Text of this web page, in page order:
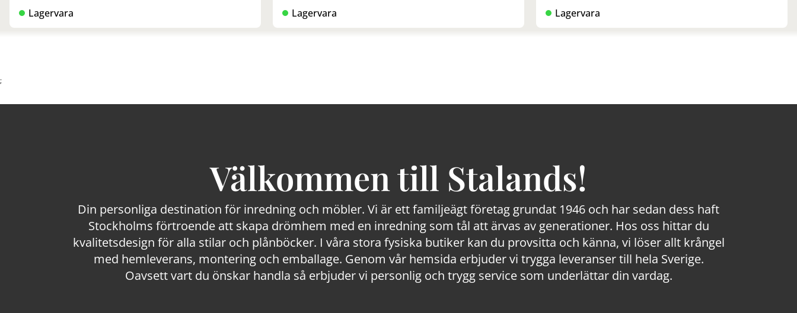
Lagervara Lagervara Lagervara
;
Välkommen till Stalands!
Din personliga destination för inredning och möbler. Vi är ett familjeägt företag grundat 1946 och har sedan dess haft
Stockholms förtroende att skapa drömhem med en inredning som tål att ärvas av generationer. Hos oss hittar du
kvalitetsdesign för alla stilar och plånböcker. I våra stora fysiska butiker kan du provsitta och känna, vi löser allt krångel
med hemleverans, montering och emballage. Genom vår hemsida erbjuder vi trygga leveranser till hela Sverige.
Oavsett vart du önskar handla så erbjuder vi personlig och trygg service som underlättar din vardag.